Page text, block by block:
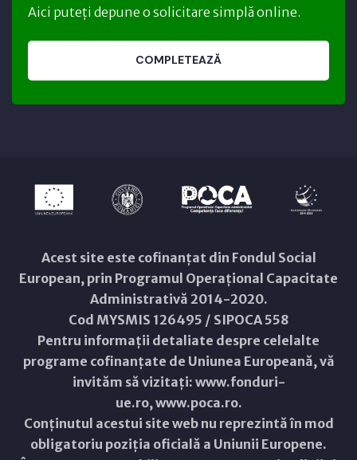
Aici puteți depune o solicitare simplă online.
COMPLETEAZĂ
Acest site este cofinanțat din Fondul Social
European, prin Programul Operațional Capacitate
Administrativă 2014-2020.
Cod MYSMIS 126495 / SIPOCA 558
Pentru informații detaliate despre celelalte
programe cofinanțate de Uniunea Europeană, vă
invităm să vizitați: www.fonduri-
ue.ro,www.poca.ro.
Conținutul acestui site web nu reprezintă în mod
obligatoriu poziția oficială a Uniunii Europene.